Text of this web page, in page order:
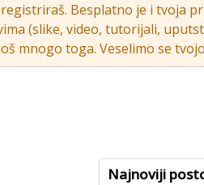
Besplatno je i tvoja
(slike, video, tutorijali,
mnogo toga. Veselimo se
Najnoviji